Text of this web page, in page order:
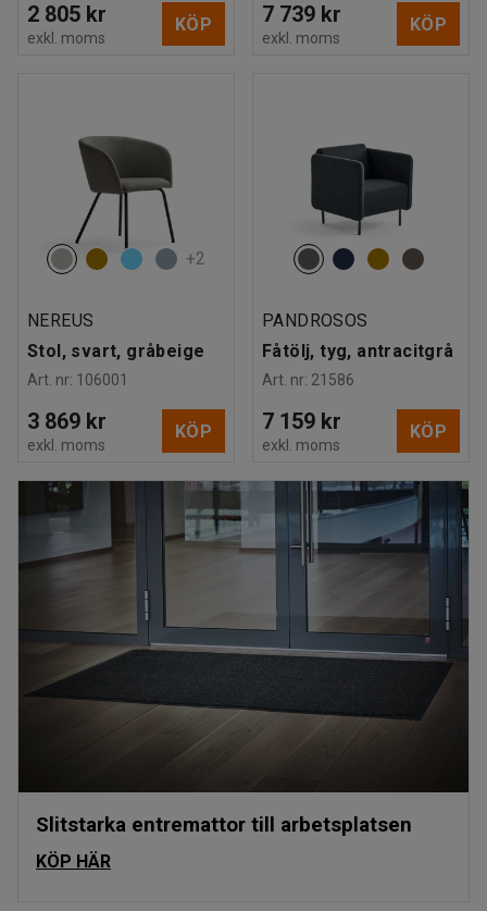
2 805 kr
exkl. moms
KÖP 7 739 kr
exkl. moms
KÖP
+2
NEREUS
Stol, svart, gråbeige
Art. nr: 106001
3 869 kr
exkl. moms
KÖP
PANDROSOS
Fåtölj, tyg, antracitgrå
Art. nr: 21586
7 159 kr
exkl. moms
KÖP
Slitstarka entremattor till arbetsplatsen
KÖP HÄR